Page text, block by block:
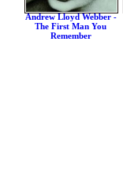
Andrew Lloyd Webber -
The First Man You
Remember